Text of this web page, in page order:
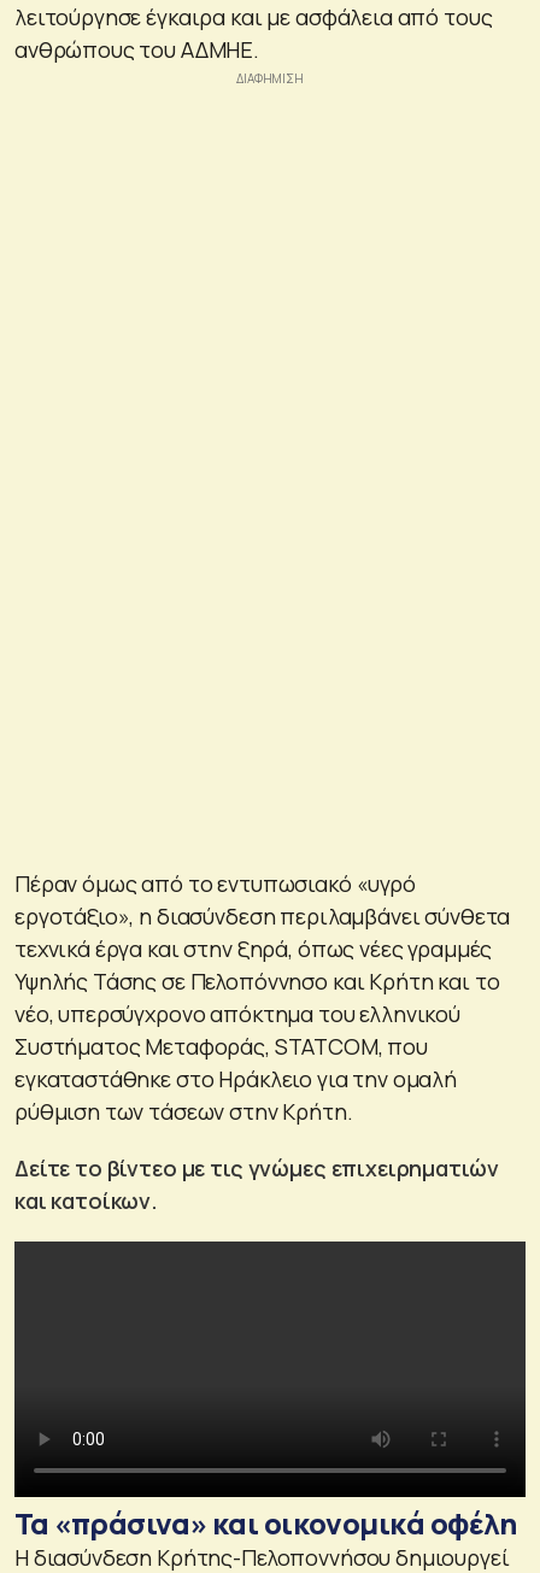
λειτούργησε έγκαιρα και με ασφάλεια από τους
ανθρώπους του ΑΔΜΗΕ.
Πέραν όμως από το εντυπωσιακό «υγρό
εργοτάξιο», η διασύνδεση περιλαμβάνει σύνθετα
τεχνικά έργα και στην ξηρά, όπως νέες γραμμές
Υψηλής Τάσης σε Πελοπόννησο και Κρήτη και το
νέο, υπερσύγχρονο απόκτημα του ελληνικού
Συστήματος Μεταφοράς, STATCOM, που
εγκαταστάθηκε στο Ηράκλειο για την ομαλή
ρύθμιση των τάσεων στην Κρήτη.
Δείτε το βίντεο με τις γνώμες επιχειρηματιών
και κατοίκων.
Τα «πράσινα» και οικονομικά οφέλη
Η διασύνδεση Κρήτης-Πελοποννήσου δημιουργεί